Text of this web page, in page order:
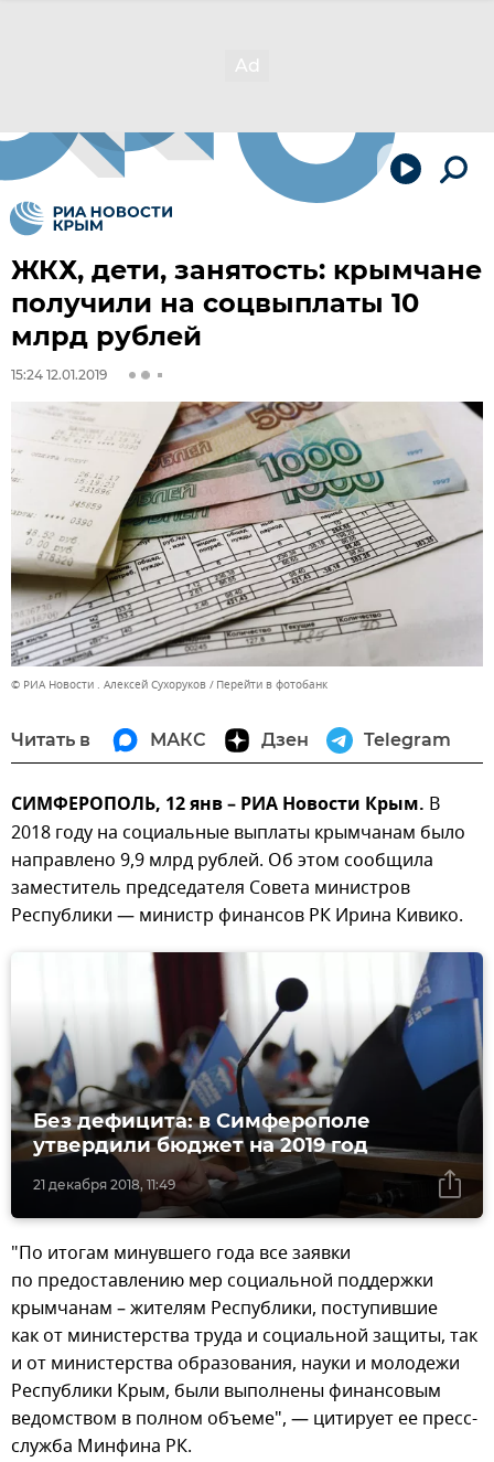
ЖКХ, дети, занятость: крымчане
получили на соцвыплаты 10
млрд рублей
15:24 12.01.2019
© РИА Новости . Алексей Сухоруков Перейти в фотобанк
Читать в МАКС Дзен Telegram
СИМФЕРОПОЛЬ, 12 янв – РИА Новости Крым. В
2018 году на социальные выплаты крымчанам было
направлено 9,9 млрд рублей. Об этом сообщила
заместитель председателя Совета министров
Республики — министр финансов РК Ирина Кивико.
21 декабря 2018, 11:49
Без дефицита: в Симферополе
утвердили бюджет на 2019 год
"По итогам минувшего года все заявки
по предоставлению мер социальной поддержки
крымчанам – жителям Республики, поступившие
как от министерства труда и социальной защиты, так
и от министерства образования, науки и молодежи
Республики Крым, были выполнены финансовым
ведомством в полном объеме", — цитирует ее пресс-
служба Минфина РК.